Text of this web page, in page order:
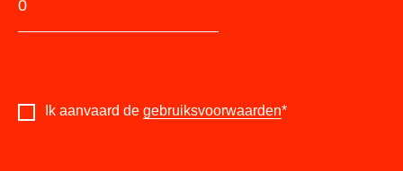
Ik aanvaard de gebruiksvoorwaarden*